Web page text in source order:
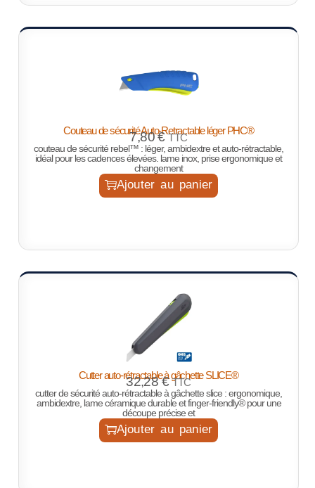
Couteau de sécurité Auto-Retractable léger PHC®
7,80€ TTC
couteau de sécurité rebel™ : léger, ambidextre et auto-rétractable,
idéal pour les cadences élevées. lame inox, prise ergonomique et
changement
Ajouter au panier
Cutter auto-rétractable à gâchette SLICE®
32,28€ TTC
cutter de sécurité auto-rétractable à gâchette slice : ergonomique,
ambidextre, lame céramique durable et finger-friendly® pour une
découpe précise et
Ajouter au panier